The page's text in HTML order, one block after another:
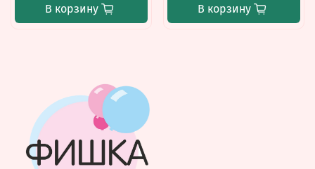
В корзину В корзину